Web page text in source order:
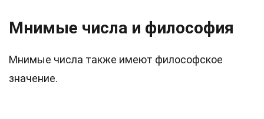
Мнимые числа и философия
Мнимые числа также имеют философское
значение.